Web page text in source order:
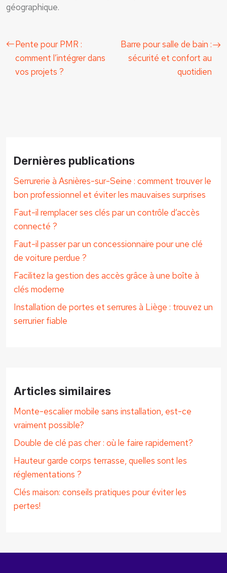
géographique.
Pente pour PMR :
comment l’intégrer dans
vos projets ?
Barre pour salle de bain :
sécurité et confort au
quotidien
Dernières publications
Serrurerie à Asnières-sur-Seine : comment trouver le
bon professionnel et éviter les mauvaises surprises
Faut-il remplacer ses clés par un contrôle d’accès
connecté ?
Faut-il passer par un concessionnaire pour une clé
de voiture perdue ?
Facilitez la gestion des accès grâce à une boîte à
clés moderne
Installation de portes et serrures à Liège : trouvez un
serrurier fiable
Articles similaires
Monte-escalier mobile sans installation, est-ce
vraiment possible?
Double de clé pas cher : où le faire rapidement?
Hauteur garde corps terrasse, quelles sont les
réglementations ?
Clés maison: conseils pratiques pour éviter les
pertes!